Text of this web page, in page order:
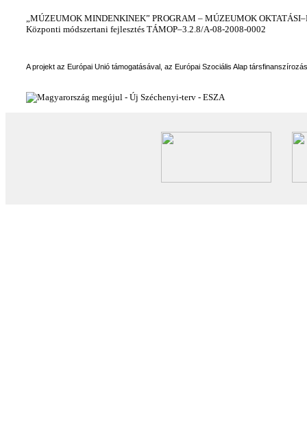
„MÚZEUMOK MINDENKINEK” PROGRAM – MÚZEUMOK
Központi módszertani fejlesztés TÁMOP–3.2.8/A-08-2008-0002
A projekt az Európai Unió támogatásával, az Európai Szociális Alap